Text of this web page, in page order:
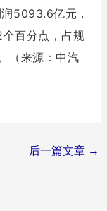
5093.6亿元，
百分点，占规
（来源： 中汽
后一篇文章 →